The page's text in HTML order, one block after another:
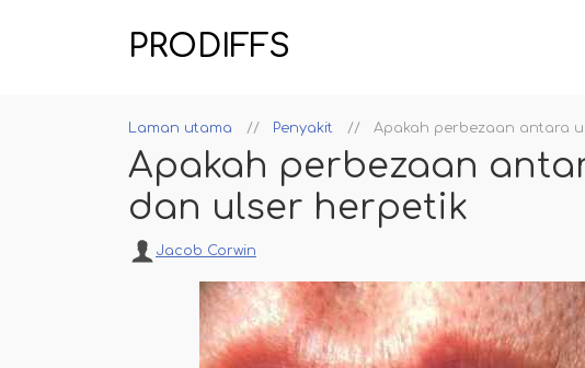
PRODIFFS
Laman utama Penyakit Apakah perbezaan antara
Apakah perbezaan
dan ulser herpetik
Jacob Corwin